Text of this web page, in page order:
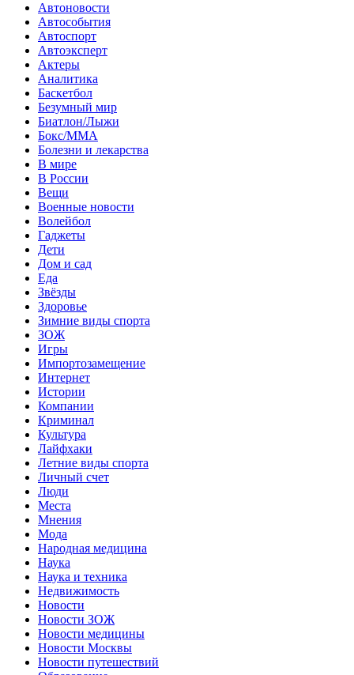
Автоновости
Автособытия
Автоспорт
Автоэксперт
Актеры
Аналитика
Баскетбол
Безумный мир
Биатлон/Лыжи
Бокс/MMA
Болезни и лекарства
В мире
В России
Вещи
Военные новости
Волейбол
Гаджеты
Дети
Дом и сад
Еда
Звёзды
Здоровье
Зимние виды спорта
ЗОЖ
Игры
Импортозамещение
Интернет
Истории
Компании
Криминал
Культура
Лайфхаки
Летние виды спорта
Личный счет
Люди
Места
Мнения
Мода
Народная медицина
Наука
Наука и техника
Недвижимость
Новости
Новости ЗОЖ
Новости медицины
Новости Москвы
Новости путешествий